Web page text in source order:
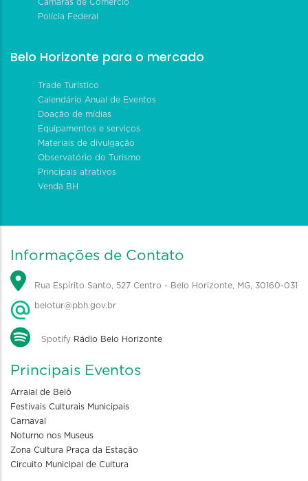
Câmaras de Comércio
Polícia Federal
Belo Horizonte para o mercado
Trade Turístico
Calendário Anual de Eventos
Doação de mídias
Equipamentos e serviços
Materiais de divulgação
Observatório do Turismo
Principais atrativos
Venda BH
Informações de Contato
Rua Espírito Santo, 527 Centro - Belo Horizonte, MG, 30160-031
belotur@pbh.gov.br
Spotify Rádio Belo Horizonte
Principais Eventos
Arraial de Belô
Festivais Culturais Municipais
Carnaval
Noturno nos Museus
Zona Cultura Praça da Estação
Circuito Municipal de Cultura